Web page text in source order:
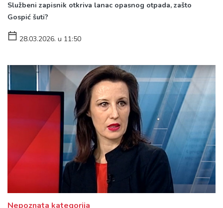
Službeni zapisnik otkriva lanac opasnog otpada, zašto
Gospić šuti?
28.03.2026. u 11:50
Nepoznata kategorija